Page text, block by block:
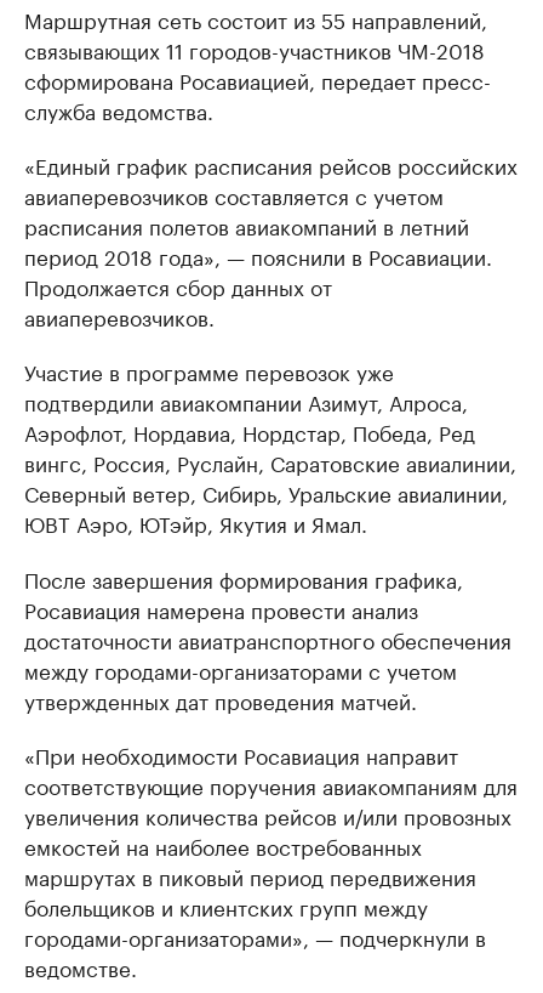
Маршрутная сеть состоит из 55 направлений,
связывающих 11 городов-участников ЧМ-2018
сформирована Росавиацией, передает пресс-
служба ведомства.
«Единый график расписания рейсов российских
авиаперевозчиков составляется с учетом
расписания полетов авиакомпаний в летний
период 2018 года», — пояснили в Росавиации.
Продолжается сбор данных от
авиаперевозчиков.
Участие в программе перевозок уже
подтвердили авиакомпании Азимут, Алроса,
Аэрофлот, Нордавиа, Нордстар, Победа, Ред
вингс, Россия, Руслайн, Саратовские авиалинии,
Северный ветер, Сибирь, Уральские авиалинии,
ЮВТ Аэро, ЮТэйр, Якутия и Ямал.
После завершения формирования графика,
Росавиация намерена провести анализ
достаточности авиатранспортного обеспечения
между городами-организаторами с учетом
утвержденных дат проведения матчей.
«При необходимости Росавиация направит
соответствующие поручения авиакомпаниям для
увеличения количества рейсов и/или провозных
емкостей на наиболее востребованных
маршрутах в пиковый период передвижения
болельщиков и клиентских групп между
городами-организаторами», — подчеркнули в
ведомстве.